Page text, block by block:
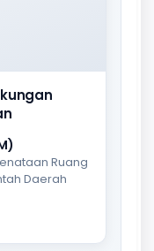
Ruang
Daerah